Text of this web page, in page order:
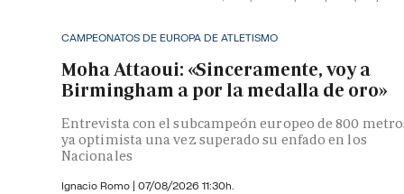
CAMPEONATOS DE EUROPA DE ATLETISMO
Moha Attaoui: «Sinceramente, voy a
Birmingham a por la medalla de oro»
Entrevista con el subcampeón europeo de 800
ya optimista una vez superado su enfado en los
Nacionales
Ignacio Romo | 07/08/2026 11:30h.